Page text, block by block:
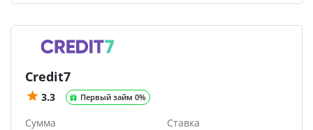
Credit7
3.3 Первый займ 0%
Сумма Ставка